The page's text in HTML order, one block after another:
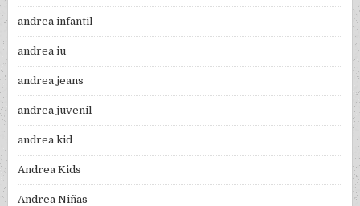
andrea infantil
andrea iu
andrea jeans
andrea juvenil
andrea kid
Andrea Kids
Andrea Niñas